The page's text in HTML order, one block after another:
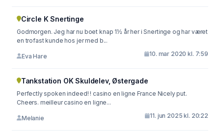
Circle K Snertinge
Godmorgen. Jeg har nu boet knap 1½ år her i Snertinge og har været
en trofast kunde hos jer med b...
Eva Hare 10. mar 2020 kl. 7:59
Tankstation OK Skuldelev, Østergade
Perfectly spoken indeed! ! casino en ligne France Nicely put.
Cheers. meilleur casino en ligne...
Melanie 11. jun 2025 kl. 20:22